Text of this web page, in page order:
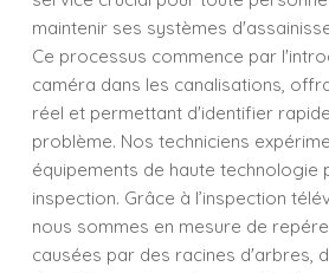
maintenir ses systèmes
Ce processus commence par
caméra dans les canalisations,
réel et permettant d'identifier
problème. Nos techniciens
équipements de haute
inspection. Grâce à l’inspection
nous sommes en mesure de
causées par des racines d'arbres,